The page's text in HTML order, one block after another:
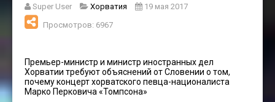
Super User Хорватия
19 мая 2017
Просмотров: 6967
Премьер-министр и министр иностранных дел
Хорватии требуют объяснений от Словении о том,
почему концерт хорватского певца-националиста
Марко Перковича «Томпсона»